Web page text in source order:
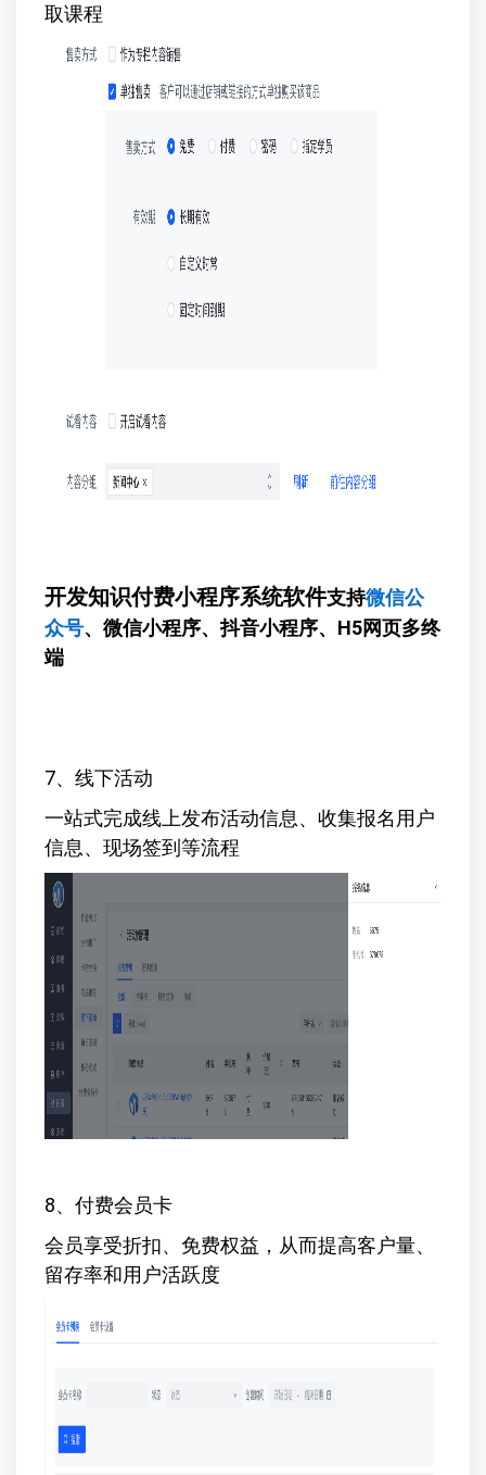
取课程
开发知识付费小程序系统软件支持微信公
众号、微信小程序、抖音小程序、H5网页多终
端
7、线下活动
一站式完成线上发布活动信息、收集报名用户
信息、现场签到等流程
8、付费会员卡
会员享受折扣、免费权益，从而提高客户量、
留存率和用户活跃度